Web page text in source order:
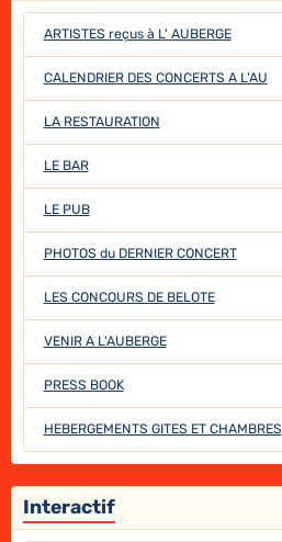
ARTISTES reçus à L' AUBERGE
CALENDRIER DES CONCERTS A L'AU
LA RESTAURATION
LE BAR
LE PUB
PHOTOS du DERNIER CONCERT
LES CONCOURS DE BELOTE
VENIR A L'AUBERGE
PRESS BOOK
HEBERGEMENTS GITES ET CHAMBRES
Interactif